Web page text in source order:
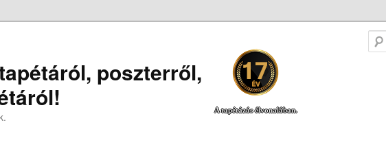
A tapétázás élvonalában.
poszterről,